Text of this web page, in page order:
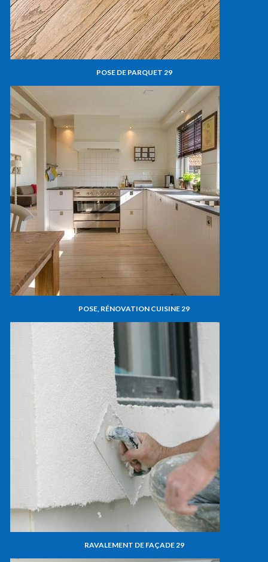
POSE DE PARQUET 29
POSE, RÉNOVATION CUISINE 29
RAVALEMENT DE FAÇADE 29